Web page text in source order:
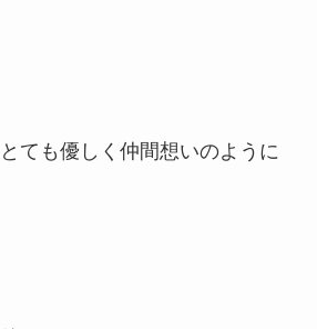
ても優しく仲間想いのように